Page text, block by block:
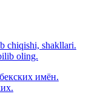
chiqishi, shakllari.
oling.
имён.